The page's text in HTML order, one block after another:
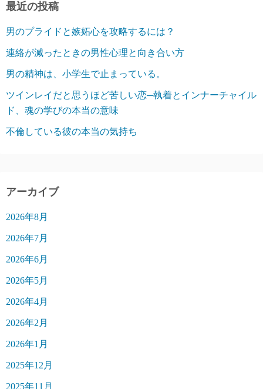
最近の投稿
男のプライドと嫉妬心を攻略するには？
連絡が減ったときの男性心理と向き合い方
男の精神は、小学生で止まっている。
ツインレイだと思うほど苦しい恋─執着とインナーチャイル
ド、魂の学びの本当の意味
不倫している彼の本当の気持ち
アーカイブ
2026年8月
2026年7月
2026年6月
2026年5月
2026年4月
2026年2月
2026年1月
2025年12月
2025年11月